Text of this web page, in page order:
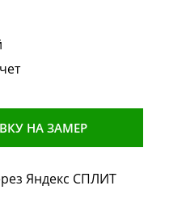
НА ЗАМЕР
Яндекс СПЛИТ